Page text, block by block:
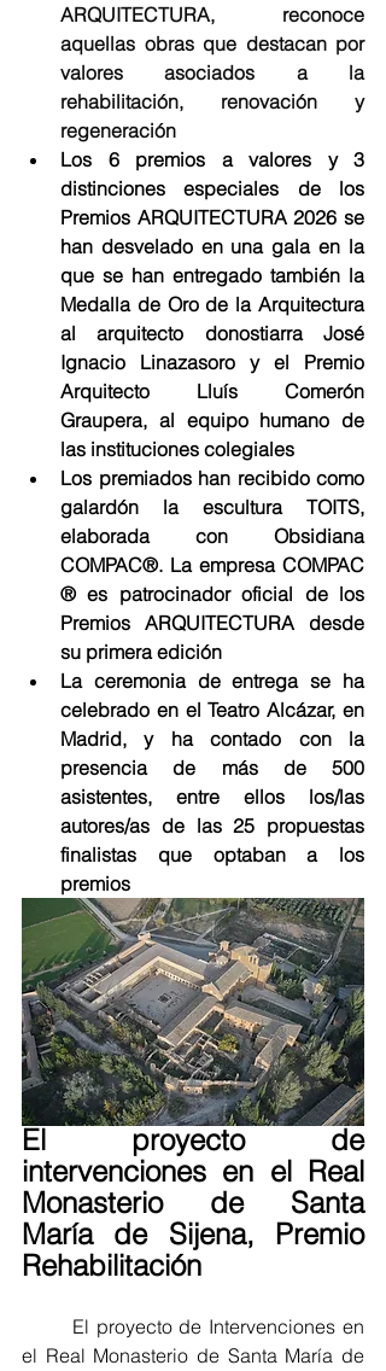
ARQUITECTURA, reconoce
aquellas obras que destacan por
valores asociados a la
rehabilitación, renovación y
regeneración
Los 6 premios a valores y 3
distinciones especiales de los
Premios ARQUITECTURA 2026 se
han desvelado en una gala en la
que se han entregado también la
Medalla de Oro de la Arquitectura
al arquitecto donostiarra José
Ignacio Linazasoro y el Premio
Arquitecto Lluís Comerón
Graupera, al equipo humano de
las instituciones colegiales
Los premiados han recibido como
galardón la escultura TOITS,
elaborada con Obsidiana
COMPAC®. La empresa COMPAC
® es patrocinador oficial de los
Premios ARQUITECTURA desde
su primera edición
La ceremonia de entrega se ha
celebrado en el Teatro Alcázar, en
Madrid, y ha contado con la
presencia de más de 500
asistentes, entre ellos los/las
autores/as de las 25 propuestas
finalistas que optaban a los
premios
El proyecto de
intervenciones en el Real
Monasterio de Santa
María de Sijena, Premio
Rehabilitación
el Real Monasterio de Santa María de